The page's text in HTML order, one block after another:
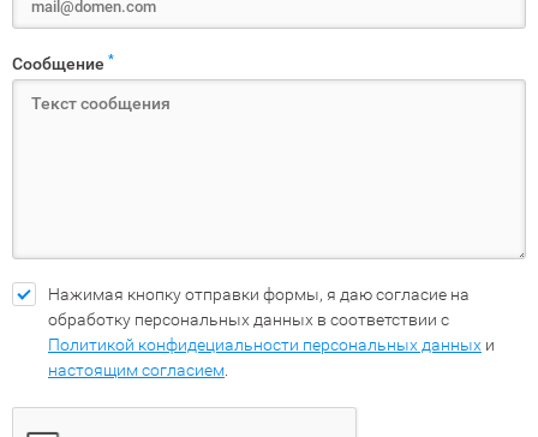
Сообщение *
Нажимая кнопку отправки формы, я даю согласие на
обработку персональных данных в соответствии с
Политикой конфидециальности персональных данных и
настоящим согласием